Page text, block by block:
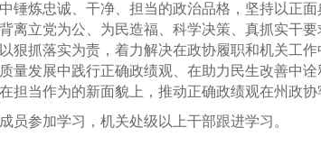
锤炼忠诚、干净、担当的政治品格，坚持以正面
离立党为公、为民造福、科学决策、真抓实干要
狠抓落实为责，着力解决在政协履职和机关工
量发展中践行正确政绩观、在助力民生改善中
担当作为的新面貌上，推动正确政绩观在州政协
员参加学习，机关处级以上干部跟进学习。